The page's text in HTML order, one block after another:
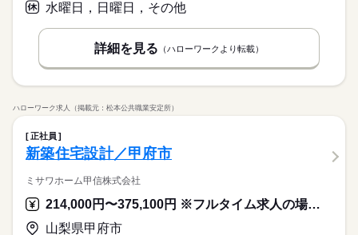
水曜日，日曜日，その他
詳細を見る （ハローワークより転載）
ハローワーク求人（掲載元：松本公共職業安定所）
正社員
新築住宅設計／甲府市
ミサワホーム甲信株式会社
214,000円〜375,100円 ※フルタイム求人の場合は月額（換算額）、パート求人の場合は時間額を表示しています。
山梨県甲府市